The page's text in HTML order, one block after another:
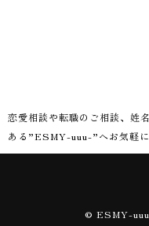
恋愛相談や転職のご相談、姓
ある”ESMY-uuu-”へお気軽に
© ESMY-